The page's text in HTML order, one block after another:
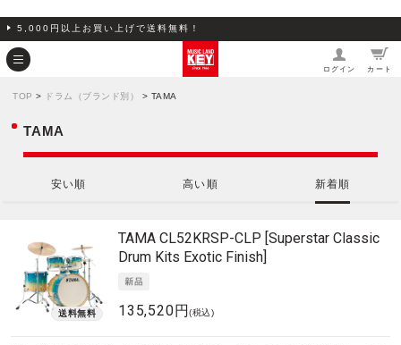
5,000円以上お買い上げで送料無料！
ログイン カート
TOP > ドラム（ブランド別） > TAMA
TAMA
安い順 高い順 新着順
TAMA CL52KRSP-CLP [Superstar Classic
Drum Kits Exotic Finish]
135,520円(税込)